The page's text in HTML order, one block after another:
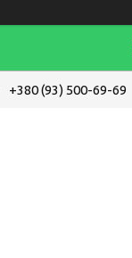
+380 (93) 500-69-69